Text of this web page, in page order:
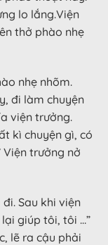
lo lắng.Viện
thở phào nhẹ
nhẹ nhõm.
đi làm chuyện
viện trưởng.
kì chuyện gì, có
trưởng nở
Sau khi viện
giúp tôi, tôi …”
lẽ ra cậu phải